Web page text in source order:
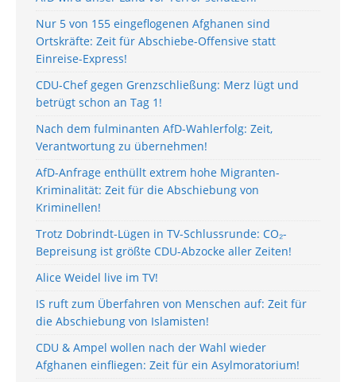
Nur 5 von 155 eingeflogenen Afghanen sind
Ortskräfte: Zeit für Abschiebe-Offensive statt
Einreise-Express!
CDU-Chef gegen Grenzschließung: Merz lügt und
betrügt schon an Tag 1!
Nach dem fulminanten AfD-Wahlerfolg: Zeit,
Verantwortung zu übernehmen!
AfD-Anfrage enthüllt extrem hohe Migranten-
Kriminalität: Zeit für die Abschiebung von
Kriminellen!
Trotz Dobrindt-Lügen in TV-Schlussrunde: CO₂-
Bepreisung ist größte CDU-Abzocke aller Zeiten!
Alice Weidel live im TV!
IS ruft zum Überfahren von Menschen auf: Zeit für
die Abschiebung von Islamisten!
CDU & Ampel wollen nach der Wahl wieder
Afghanen einfliegen: Zeit für ein Asylmoratorium!